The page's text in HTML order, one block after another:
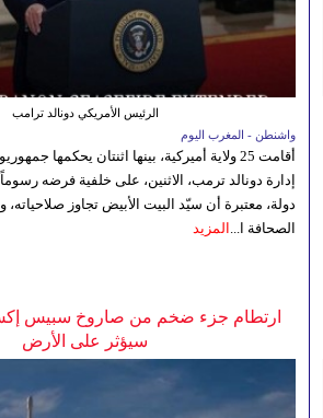
الرئيس الأمريكي دونالد ترامب
واشنطن - المغرب اليوم
أقامت 25 ولاية أميركية، بينها اثنتان يحكمها
دولة، معتبرة أن سيّد البيت الأبيض تجاوز صلاحياته،
الصحافة ا... المزيد
ارتطام جزء ضخم من صاروخ سبيس
سيؤثر على الأرض